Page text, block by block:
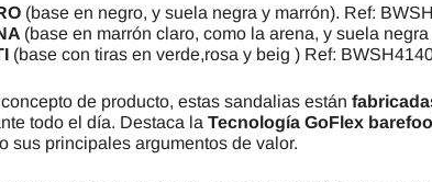
(base en negro, y suela negra y marrón). Ref:
(base en marrón claro, como la arena, y suela
(base con tiras en verde,rosa y beig ) Ref:
de producto, estas sandalias están
todo el día. Destaca la Tecnología GoFlex
sus principales argumentos de valor.